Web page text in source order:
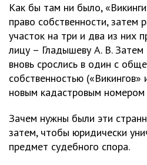
Как бы там ни было,
право собственности, затем
участок на три и два из них
лицу – Гладышеву А. В. Затем
вновь срослись в один с
собственностью
новым кадастровым
Зачем нужны были эти
затем, чтобы юридически
предмет судебного спора.